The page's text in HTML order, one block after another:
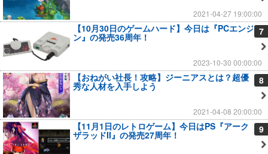
2021-04-27 19:00:00
7
【10月30日のゲームハード】今日は『PCエンジ
ン』の発売36周年！
2023-10-30 00:00:00
8
【おねがい社長！攻略】ジーニアスとは？超優
秀な人材を入手しよう
2021-04-08 20:00:00
9
【11月1日のレトロゲーム】今日はPS『アーク
ザラッドII』の発売27周年！